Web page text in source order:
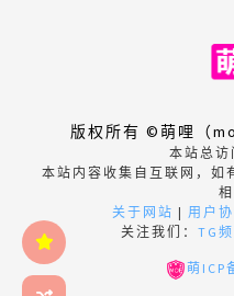
版权所有 ©萌哩（
本站总访
本站内容收集自互联网，如
关于网站 | 用户
关注我们： TG
萌ICP